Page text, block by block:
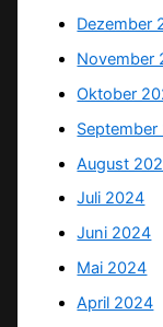
Dezember
November
Oktober
August
Juli 2024
Juni 2024
Mai 2024
April 2024